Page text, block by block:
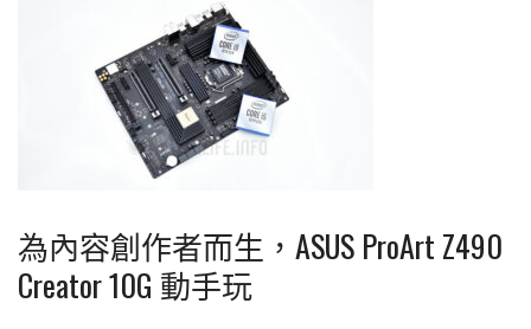
為內容創作者而生，ASUS ProArt Z490
Creator 10G 動手玩